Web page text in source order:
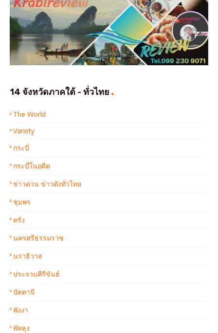
14 จังหวัดภาคใต้ - ทั่วไทย
The World
Variety
กระบี่
กระบี่ในอดีต
ข่าวด่วน ข่าวดังทั่วไทย
ชุมพร
ตรัง
นครศรีธรรมราช
นราธิวาส
ประจวบคีรีขันธ์
ปัตตานี
พังงา
พัทลุง